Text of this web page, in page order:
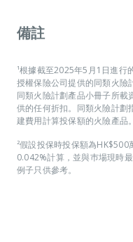
前剩餘按揭額作為投保
備註
¹根據截至2025年5月1日進
授權保險公司提供的同類火險
同類火險計劃產品小冊子所載
供的任何折扣。同類火險計劃
建費用計算投保額的火險產品。
²假設投保時投保額為
0.042%計算，並與巿場現時
例子只供參考。